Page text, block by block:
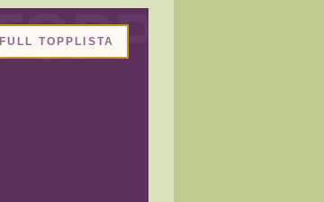
FULL TOPPLISTA